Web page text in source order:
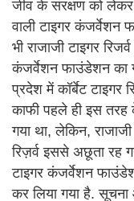
जीव के संरक्षण को
वाली टाइगर कंजर्वेशन
भी राजाजी टाइगर
कंजर्वेशन फाउंडेशन का
प्रदेश में कॉर्बेट टाइगर
काफी पहले ही इस
गया था, लेकिन, राजाजी
रिज़र्व इससे अछूता रह
टाइगर कंजर्वेशन
कर लिया गया है.